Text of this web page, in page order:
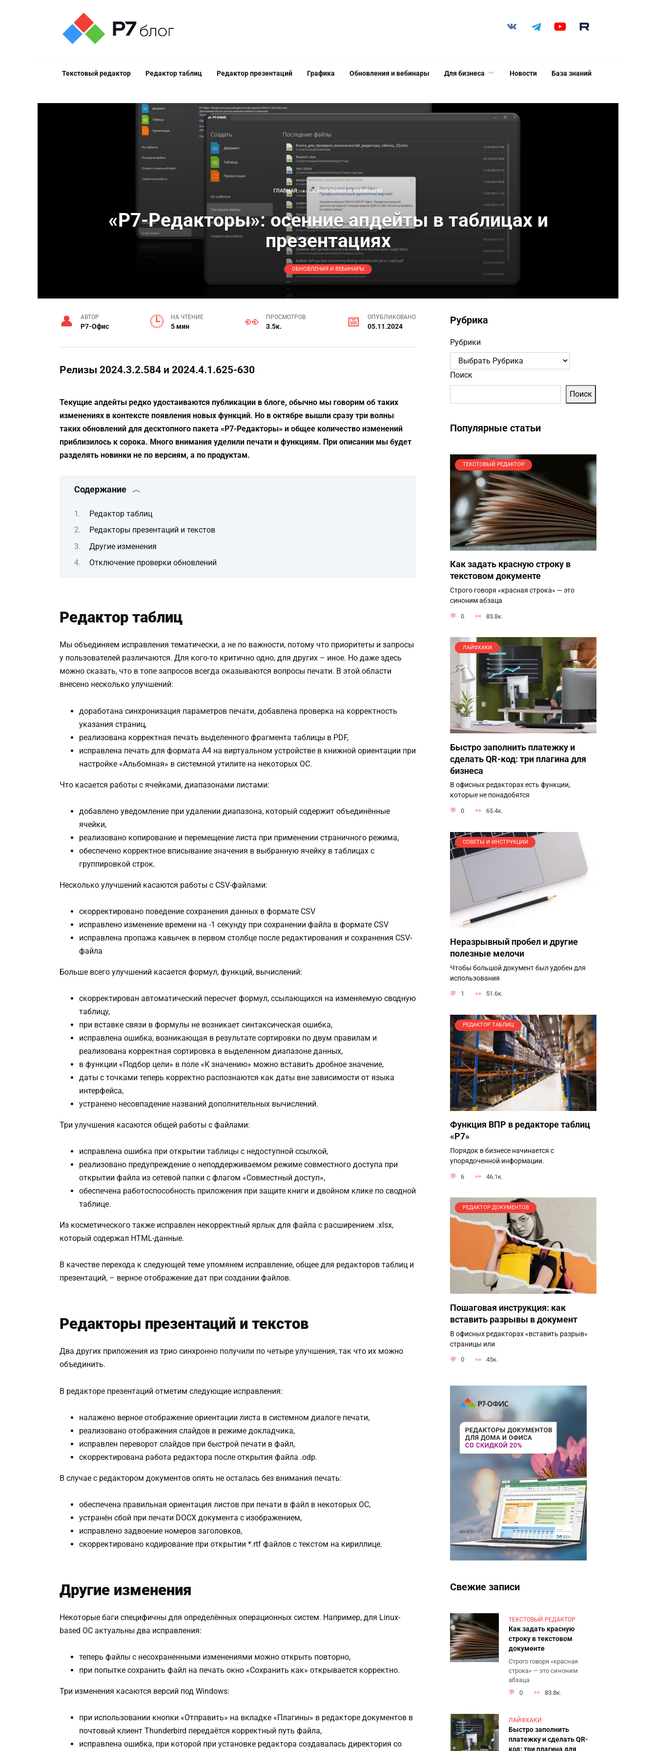
Текстовый редактор Редактор таблиц Редактор презентаций Графика Обновления и вебинары Для бизнеса Новости База знаний
ГЛАВНАЯ » ОБНОВЛЕНИЯ И ВЕБИНАРЫ
«Р7-Редакторы»: осенние апдейты в таблицах и
презентациях
ОБНОВЛЕНИЯ И ВЕБИНАРЫ
АВТОР
Р7-Офис
НА ЧТЕНИЕ
5 мин
ПРОСМОТРОВ
3.5к.
ОПУБЛИКОВАНО
05.11.2024
Релизы 2024.3.2.584 и 2024.4.1.625-630
Текущие апдейты редко удостаиваются публикации в блоге, обычно мы говорим об таких
изменениях в контексте появления новых функций. Но в октябре вышли сразу три волны
таких обновлений для десктопного пакета «Р7-Редакторы» и общее количество изменений
приблизилось к сорока. Много внимания уделили печати и функциям. При описании мы будет
разделять новинки не по версиям, а по продуктам.
Содержание
Редактор таблиц
Редакторы презентаций и текстов
Другие изменения
Отключение проверки обновлений
Редактор таблиц
Мы объединяем исправления тематически, а не по важности, потому что приоритеты и запросы
у пользователей различаются. Для кого-то критично одно, для других – иное. Но даже здесь
можно сказать, что в топе запросов всегда оказываются вопросы печати. В этой области
внесено несколько улучшений:
доработана синхронизация параметров печати, добавлена проверка на корректность
указания страниц,
реализована корректная печать выделенного фрагмента таблицы в PDF,
исправлена печать для формата A4 на виртуальном устройстве в книжной ориентации при
настройке «Альбомная» в системной утилите на некоторых ОС.
Что касается работы с ячейками, диапазонами листами:
добавлено уведомление при удалении диапазона, который содержит объединённые
ячейки,
реализовано копирование и перемещение листа при применении страничного режима,
обеспечено корректное вписывание значения в выбранную ячейку в таблицах с
группировкой строк.
Несколько улучшений касаются работы с CSV-файлами:
скорректировано поведение сохранения данных в формате CSV
исправлено изменение времени на -1 секунду при сохранении файла в формате CSV
исправлена пропажа кавычек в первом столбце после редактирования и сохранения CSV-
файла
Больше всего улучшений касается формул, функций, вычислений:
скорректирован автоматический пересчет формул, ссылающихся на изменяемую сводную
таблицу,
при вставке связи в формулы не возникает синтаксическая ошибка,
исправлена ошибка, возникающая в результате сортировки по двум правилам и
реализована корректная сортировка в выделенном диапазоне данных,
в функции «Подбор цели» в поле «К значению» можно вставить дробное значение,
даты с точками теперь корректно распознаются как даты вне зависимости от языка
интерфейса,
устранено несовпадение названий дополнительных вычислений.
Три улучшения касаются общей работы с файлами:
исправлена ошибка при открытии таблицы с недоступной ссылкой,
реализовано предупреждение о неподдерживаемом режиме совместного доступа при
открытии файла из сетевой папки с флагом «Совместный доступ»,
обеспечена работоспособность приложения при защите книги и двойном клике по сводной
таблице.
Из косметического также исправлен некорректный ярлык для файла с расширением .xlsx,
который содержал HTML-данные.
В качестве перехода к следующей теме упомянем исправление, общее для редакторов таблиц и
презентаций, – верное отображение дат при создании файлов.
Редакторы презентаций и текстов
Два других приложения из трио синхронно получили по четыре улучшения, так что их можно
объединить.
В редакторе презентаций отметим следующие исправления:
налажено верное отображение ориентации листа в системном диалоге печати,
реализовано отображения слайдов в режиме докладчика,
исправлен переворот слайдов при быстрой печати в файл,
скорректирована работа редактора после открытия файла .odp.
В случае с редактором документов опять не осталась без внимания печать:
обеспечена правильная ориентация листов при печати в файл в некоторых ОС,
устранён сбой при печати DOCX документа с изображением,
исправлено задвоение номеров заголовков,
скорректировано кодирование при открытии *.rtf файлов с текстом на кириллице.
Другие изменения
Некоторые баги специфичны для определённых операционных систем. Например, для Linux-
based ОС актуальны два исправления:
теперь файлы с несохраненными изменениями можно открыть повторно,
при попытке сохранить файл на печать окно «Сохранить как» открывается корректно.
Три изменения касаются версий под Windows:
при использовании кнопки «Отправить» на вкладке «Плагины» в редакторе документов в
почтовый клиент Thunderbird передаётся корректный путь файла,
исправлена ошибка, при которой при установке редактора создавалась директория со
Рубрика
Рубрики
Поиск
Поиск
Популярные статьи
ТЕКСТОВЫЙ РЕДАКТОР
Как задать красную строку в
текстовом документе
Строго говоря «красная строка» — это
синоним абзаца
0 83.8к.
ЛАЙФХАКИ
Быстро заполнить платежку и
сделать QR-код: три плагина для
бизнеса
В офисных редакторах есть функции,
которые не понадобятся
0 65.4к.
СОВЕТЫ И ИНСТРУКЦИИ
Неразрывный пробел и другие
полезные мелочи
Чтобы большой документ был удобен для
использования
1 51.6к.
РЕДАКТОР ТАБЛИЦ
Функция ВПР в редакторе таблиц
«Р7»
Порядок в бизнесе начинается с
упорядоченной информации.
6 46.1к.
РЕДАКТОР ДОКУМЕНТОВ
Пошаговая инструкция: как
вставить разрывы в документ
В офисных редакторах «вставить разрыв»
страницы или
0 45к.
Свежие записи
ТЕКСТОВЫЙ РЕДАКТОР
Как задать красную
строку в текстовом
документе
Строго говоря «красная
строка» — это синоним
абзаца
0
83.8к.
ЛАЙФХАКИ
Быстро заполнить
платежку и сделать QR-